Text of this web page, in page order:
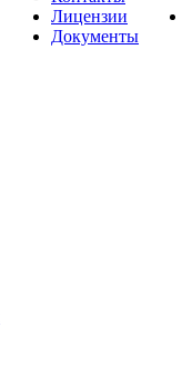
Лицензии
Документы